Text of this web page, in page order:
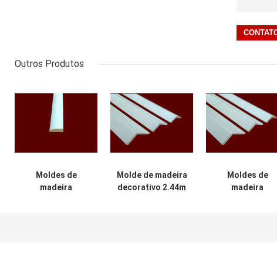
Outros Produtos
Moldes de
madeira
Molde de madeira
decorativo 2.44m
Moldes de
madeira